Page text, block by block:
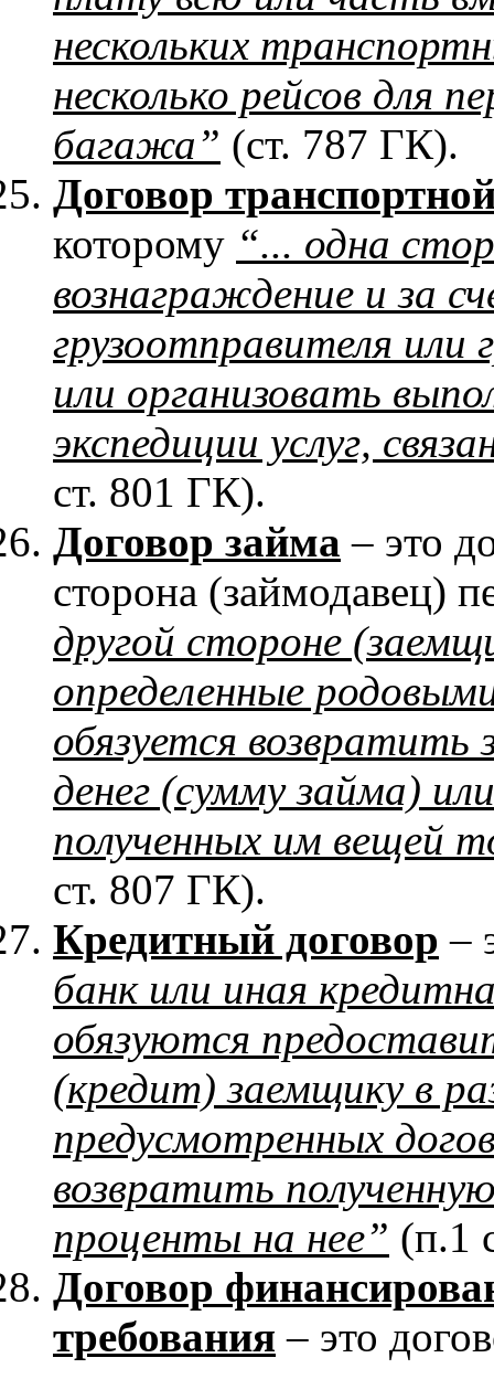
нескольких
несколько рейсов для
багажа” (ст. 787 ГК).
Договор
которому “... одна
вознаграждение и за
грузоотправителя или
или организовать
экспедиции услуг,
ст. 801 ГК).
Договор займа – это
сторона (займодавец)
другой стороне
определенные
обязуется
денег (сумму займа)
полученных им вещей
ст. 807 ГК).
Кредитный договор –
банк или иная
обязуются
(кредит) заемщику в
предусмотренных
возвратить
проценты на нее” (п.1
Договор
требования – это